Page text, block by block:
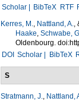
Scholar |
BibTeX RTF
Kerres, M., Nattland, A.,
Haake, Schwabe,
Oldenbourg.
DOI Scholar | BibTeX
S
Stratmann, J., Nattland,